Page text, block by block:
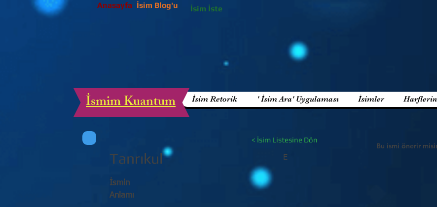
Anasayfa İsim Blog'u İsim İste
İsim Retorik ' İsim Ara' Uygulaması İsimler Harflerin
İsmim Kuantum
< İsim Listesine Dön
Tanrıkul E
Bu ismi önerir
İsmin
Anlamı